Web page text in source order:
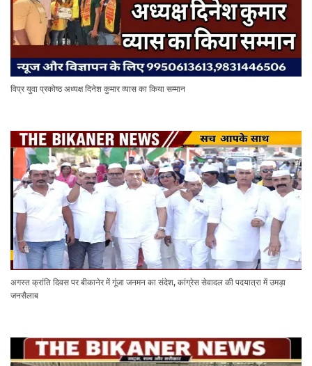
विप्र युवा प्रकोष्ठ अध्यक्ष दिनेश कुमार व्यास का किया सम्मान
अगस्त क्रांति दिवस पर बीकानेर में गूंजा जनमन का संदेश, कांग्रेस सेवादल की पदयात्रा में उमड़ा
जनसैलाब